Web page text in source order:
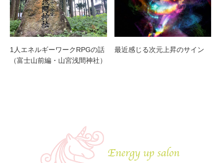
1人エネルギーワークRPGの話
（富士山前編・山宮浅間神社）
最近感じる次元上昇のサイン